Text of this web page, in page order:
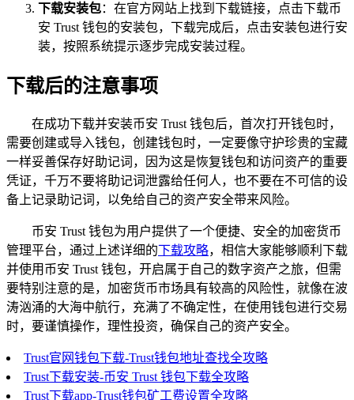
下载安装包：在官方网站上找到下载链接，点击下载币
安 Trust 钱包的安装包，下载完成后，点击安装包进行安
装，按照系统提示逐步完成安装过程。
下载后的注意事项
在成功下载并安装币安 Trust 钱包后，首次打开钱包时，
需要创建或导入钱包，创建钱包时，一定要像守护珍贵的宝藏
一样妥善保存好助记词，因为这是恢复钱包和访问资产的重要
凭证，千万不要将助记词泄露给任何人，也不要在不可信的设
备上记录助记词，以免给自己的资产安全带来风险。
币安 Trust 钱包为用户提供了一个便捷、安全的加密货币
管理平台，通过上述详细的下载攻略，相信大家能够顺利下载
并使用币安 Trust 钱包，开启属于自己的数字资产之旅，但需
要特别注意的是，加密货币市场具有较高的风险性，就像在波
涛汹涌的大海中航行，充满了不确定性，在使用钱包进行交易
时，要谨慎操作，理性投资，确保自己的资产安全。
Trust官网钱包下载-Trust钱包地址查找全攻略
Trust下载安装-币安 Trust 钱包下载全攻略
Trust下载app-Trust钱包矿工费设置全攻略